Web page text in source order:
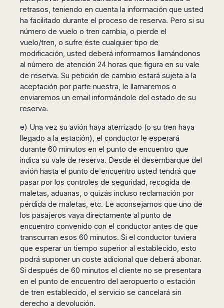
retrasos, teniendo en cuenta la información que usted
ha facilitado durante el proceso de reserva. Pero si su
número de vuelo o tren cambia, o pierde el
vuelo/tren, o sufre éste cualquier tipo de
modificación, usted deberá informarnos llamándonos
al número de atención 24 horas que figura en su vale
de reserva. Su petición de cambio estará sujeta a la
aceptación por parte nuestra, le llamaremos o
enviaremos un email informándole del estado de su
reserva.
e) Una vez su avión haya aterrizado (o su tren haya
llegado a la estación), el conductor le esperará
durante 60 minutos en el punto de encuentro que
indica su vale de reserva. Desde el desembarque del
avión hasta el punto de encuentro usted tendrá que
pasar por los controles de seguridad, recogida de
maletas, aduanas, o quizás incluso reclamación por
pérdida de maletas, etc. Le aconsejamos que uno de
los pasajeros vaya directamente al punto de
encuentro convenido con el conductor antes de que
transcurran esos 60 minutos. Si el conductor tuviera
que esperar un tiempo superior al establecido, esto
podrá suponer un coste adicional que deberá abonar.
Si después de 60 minutos el cliente no se presentara
en el punto de encuentro del aeropuerto o estación
de tren establecido, el servicio se cancelará sin
derecho a devolución.